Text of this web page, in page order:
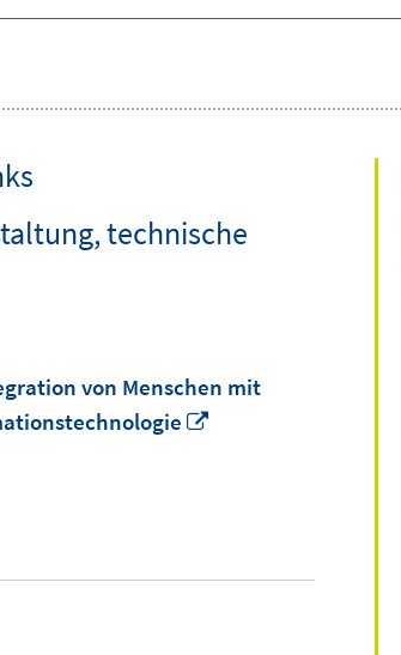
technische
von Menschen mit